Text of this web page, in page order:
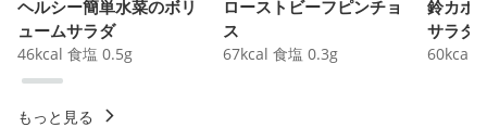
ヘルシー簡単水菜のボリ
ュームサラダ
46kcal 食塩 0.5g
ローストビーフピンチョ
ス
67kcal 食塩 0.3g
鈴カボ
サラダ
60kcal
もっと見る